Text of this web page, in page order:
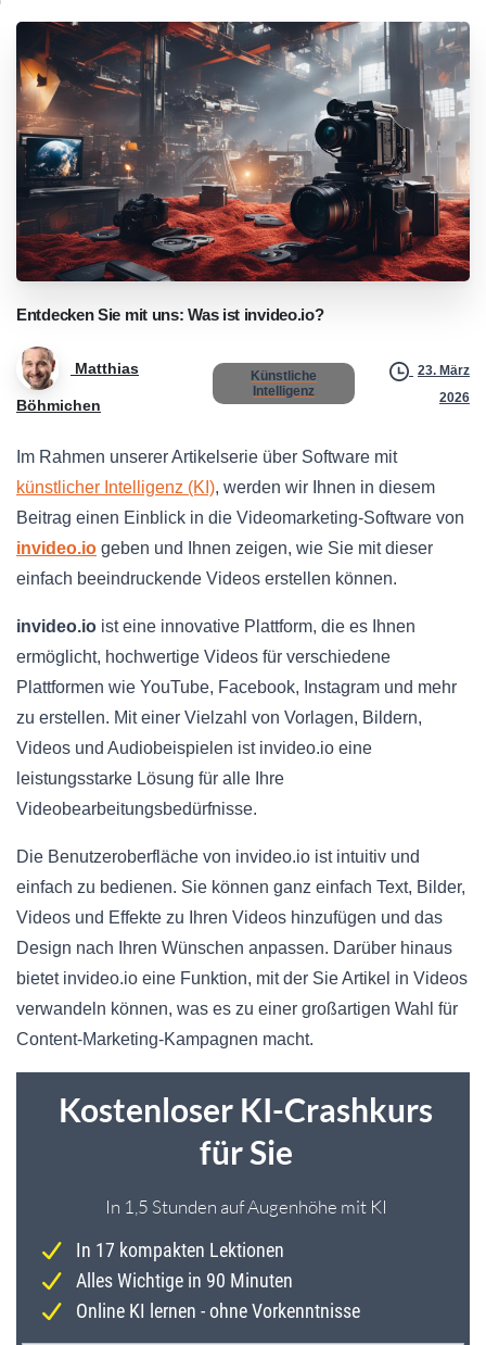
Entdecken Sie mit uns: Was ist invideo.io?
Matthias
Böhmichen
Künstliche
Intelligenz
23. März
2026
Im Rahmen unserer Artikelserie über Software mit
künstlicher Intelligenz (KI), werden wir Ihnen in diesem
Beitrag einen Einblick in die Videomarketing-Software von
invideo.io geben und Ihnen zeigen, wie Sie mit dieser
einfach beeindruckende Videos erstellen können.
invideo.io ist eine innovative Plattform, die es Ihnen
ermöglicht, hochwertige Videos für verschiedene
Plattformen wie YouTube, Facebook, Instagram und mehr
zu erstellen. Mit einer Vielzahl von Vorlagen, Bildern,
Videos und Audiobeispielen ist invideo.io eine
leistungsstarke Lösung für alle Ihre
Videobearbeitungsbedürfnisse.
Die Benutzeroberfläche von invideo.io ist intuitiv und
einfach zu bedienen. Sie können ganz einfach Text, Bilder,
Videos und Effekte zu Ihren Videos hinzufügen und das
Design nach Ihren Wünschen anpassen. Darüber hinaus
bietet invideo.io eine Funktion, mit der Sie Artikel in Videos
verwandeln können, was es zu einer großartigen Wahl für
Content-Marketing-Kampagnen macht.